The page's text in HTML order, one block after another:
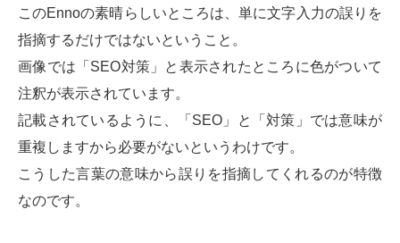
このEnnoの素晴らしいところは、単に文字入力の誤りを
指摘するだけではないということ。
画像では「SEO対策」と表示されたところに色がついて
注釈が表示されています。
記載されているように、「SEO」と「対策」では意味が
重複しますから必要がないというわけです。
こうした言葉の意味から誤りを指摘してくれるのが特徴
なのです。